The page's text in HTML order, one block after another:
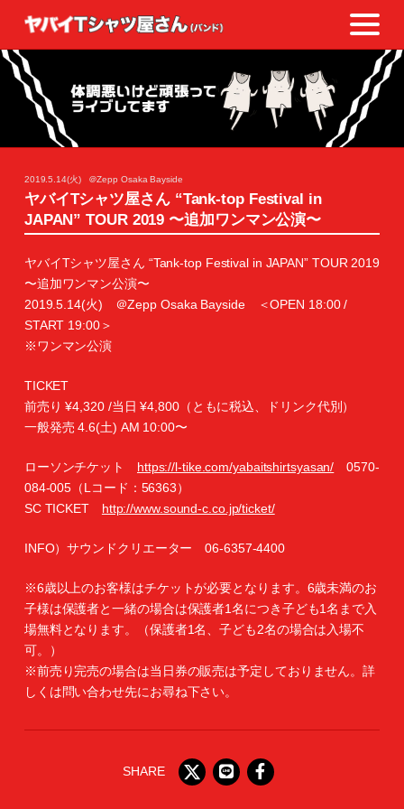
2019.5.14(火) ＠Zepp Osaka Bayside
ヤバイTシャツ屋さん “Tank-top Festival in
JAPAN” TOUR 2019 〜追加ワンマン公演〜
ヤバイTシャツ屋さん “Tank-top Festival in JAPAN” TOUR 2019
〜追加ワンマン公演〜
2019.5.14(火) ＠Zepp Osaka Bayside ＜OPEN 18:00 /
START 19:00＞
※ワンマン公演
TICKET
前売り ¥4,320 /当日 ¥4,800（ともに税込、ドリンク代別）
一般発売 4.6(土) AM 10:00〜
ローソンチケット https://l-tike.com/yabaitshirtsyasan/ 0570-
084-005（Lコード：56363）
SC TICKET http://www.sound-c.co.jp/ticket/
INFO）サウンドクリエーター 06-6357-4400
※6歳以上のお客様はチケットが必要となります。6歳未満のお
子様は保護者と一緒の場合は保護者1名につき子ども1名まで入
場無料となります。（保護者1名、子ども2名の場合は入場不
可。）
※前売り完売の場合は当日券の販売は予定しておりません。詳
しくは問い合わせ先にお尋ね下さい。
SHARE